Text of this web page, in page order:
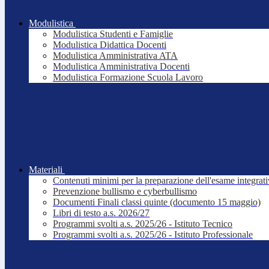
Modulistica
Modulistica Studenti e Famiglie
Modulistica Didattica Docenti
Modulistica Amministrativa ATA
Modulistica Amministrativa Docenti
Modulistica Formazione Scuola Lavoro
Materiali
Contenuti minimi per la preparazione dell'esame
Prevenzione bullismo e cyberbullismo
Documenti Finali classi quinte (documento 15 maggio)
Libri di testo a.s. 2026/27
Programmi svolti a.s. 2025/26 - Istituto Tecnico
Programmi svolti a.s. 2025/26 - Istituto Professionale